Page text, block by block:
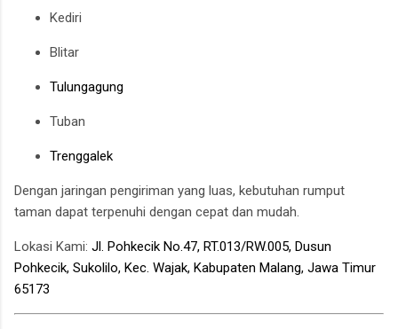
Kediri
Blitar
Tulungagung
Tuban
Trenggalek
Dengan jaringan pengiriman yang luas, kebutuhan rumput
taman dapat terpenuhi dengan cepat dan mudah.
Lokasi Kami: Jl. Pohkecik No.47, RT.013/RW.005, Dusun
Pohkecik, Sukolilo, Kec. Wajak, Kabupaten Malang, Jawa Timur
65173